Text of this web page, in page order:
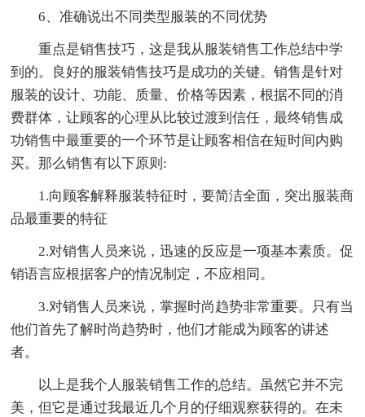
6、准确说出不同类型服装的不同优势
重点是销售技巧，这是我从服装销售工作总结中学
到的。良好的服装销售技巧是成功的关键。销售是针对
服装的设计、功能、质量、价格等因素，根据不同的消
费群体，让顾客的心理从比较过渡到信任，最终销售成
功销售中最重要的一个环节是让顾客相信在短时间内购
买。那么销售有以下原则:
1.向顾客解释服装特征时，要简洁全面，突出服装商
品最重要的特征
2.对销售人员来说，迅速的反应是一项基本素质。促
销语言应根据客户的情况制定，不应相同。
3.对销售人员来说，掌握时尚趋势非常重要。只有当
他们首先了解时尚趋势时，他们才能成为顾客的讲述
者。
以上是我个人服装销售工作的总结。虽然它并不完
美，但它是通过我最近几个月的仔细观察获得的。在未